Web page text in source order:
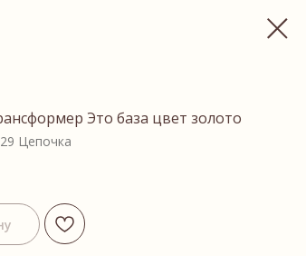
Это база цвет золото
Цепочка